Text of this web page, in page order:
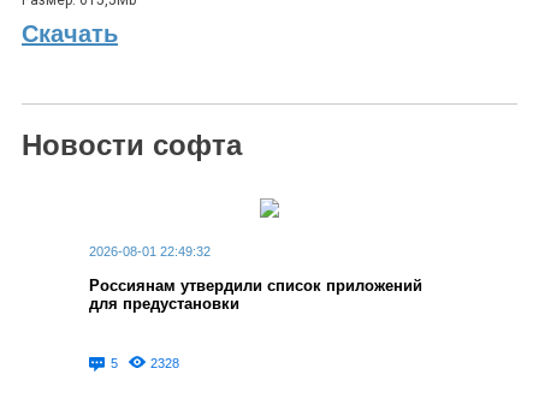
Скачать
Новости софта
2026-08-01 22:49:32
Россиянам утвердили список приложений
для предустановки
5 2328